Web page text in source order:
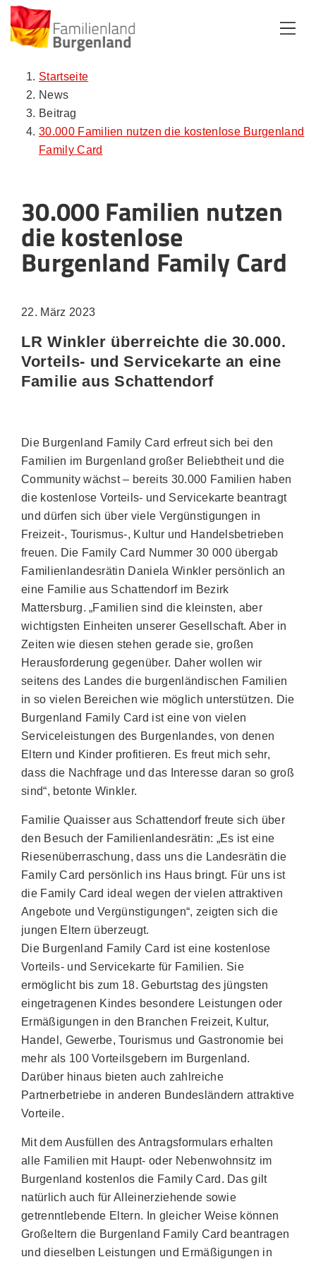
Startseite
News
Beitrag
30.000 Familien nutzen die kostenlose Burgenland
Family Card
30.000 Familien nutzen
die kostenlose
Burgenland Family Card
22. März 2023
LR Winkler überreichte die 30.000.
Vorteils- und Servicekarte an eine
Familie aus Schattendorf
Die Burgenland Family Card erfreut sich bei den
Familien im Burgenland großer Beliebtheit und die
Community wächst – bereits 30.000 Familien haben
die kostenlose Vorteils- und Servicekarte beantragt
und dürfen sich über viele Vergünstigungen in
Freizeit-, Tourismus-, Kultur und Handelsbetrieben
freuen. Die Family Card Nummer 30 000 übergab
Familienlandesrätin Daniela Winkler persönlich an
eine Familie aus Schattendorf im Bezirk
Mattersburg. „Familien sind die kleinsten, aber
wichtigsten Einheiten unserer Gesellschaft. Aber in
Zeiten wie diesen stehen gerade sie, großen
Herausforderung gegenüber. Daher wollen wir
seitens des Landes die burgenländischen Familien
in so vielen Bereichen wie möglich unterstützen. Die
Burgenland Family Card ist eine von vielen
Serviceleistungen des Burgenlandes, von denen
Eltern und Kinder profitieren. Es freut mich sehr,
dass die Nachfrage und das Interesse daran so groß
sind“, betonte Winkler.
Familie Quaisser aus Schattendorf freute sich über
den Besuch der Familienlandesrätin: „Es ist eine
Riesenüberraschung, dass uns die Landesrätin die
Family Card persönlich ins Haus bringt. Für uns ist
die Family Card ideal wegen der vielen attraktiven
Angebote und Vergünstigungen“, zeigten sich die
jungen Eltern überzeugt.
Die Burgenland Family Card ist eine kostenlose
Vorteils- und Servicekarte für Familien. Sie
ermöglicht bis zum 18. Geburtstag des jüngsten
eingetragenen Kindes besondere Leistungen oder
Ermäßigungen in den Branchen Freizeit, Kultur,
Handel, Gewerbe, Tourismus und Gastronomie bei
mehr als 100 Vorteilsgebern im Burgenland.
Darüber hinaus bieten auch zahlreiche
Partnerbetriebe in anderen Bundesländern attraktive
Vorteile.
Mit dem Ausfüllen des Antragsformulars erhalten
alle Familien mit Haupt- oder Nebenwohnsitz im
Burgenland kostenlos die Family Card. Das gilt
natürlich auch für Alleinerziehende sowie
getrenntlebende Eltern. In gleicher Weise können
Großeltern die Burgenland Family Card beantragen
und dieselben Leistungen und Ermäßigungen in